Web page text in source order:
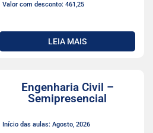
Valor com desconto: 461,25
LEIA MAIS
Engenharia Civil –
Semipresencial
Início das aulas: Agosto, 2026